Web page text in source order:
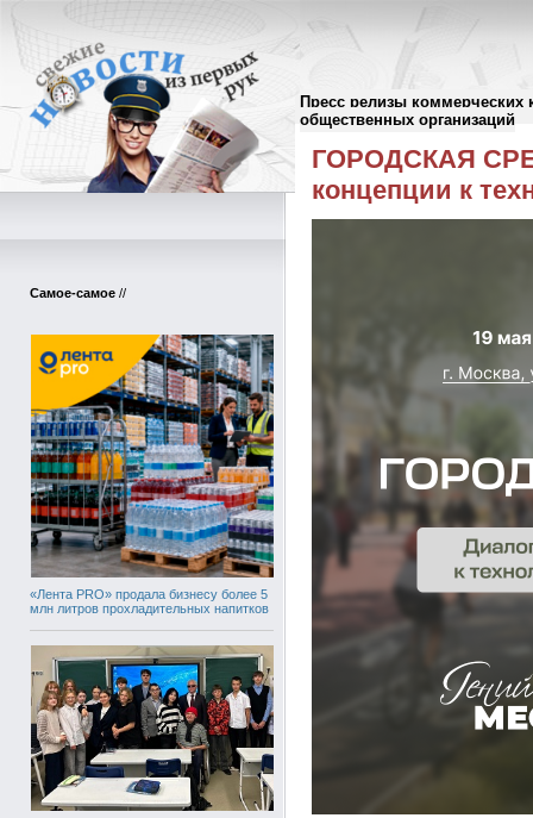
Пресс релизы коммерческих
общественных организаций
Самое-самое //
«Лента PRO» продала бизнесу более 5
млн литров прохладительных напитков
Пресс-релизы//
ГОРОДСКАЯ
концепции к